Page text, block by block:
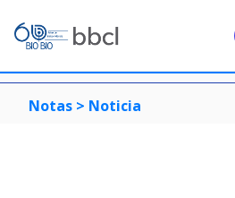
Notas > Noticia